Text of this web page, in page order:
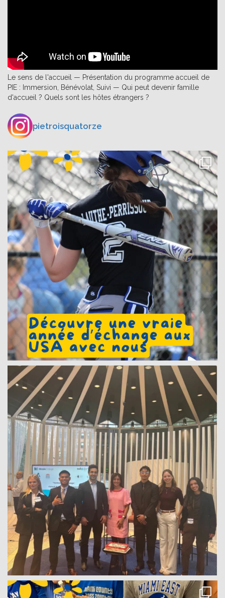
Le sens de l'accueil — Présentation du programme accueil de
PIE : Immersion, Bénévolat, Suivi — Qui peut devenir famille
d'accueil ? Quels sont les hôtes étrangers ?
pietroisquatorze